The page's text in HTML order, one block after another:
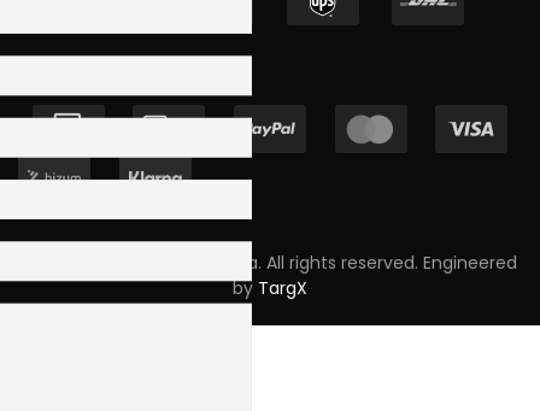
Copyright © 2023 Skpro, Lda. All rights reserved. Engineered
by TargX